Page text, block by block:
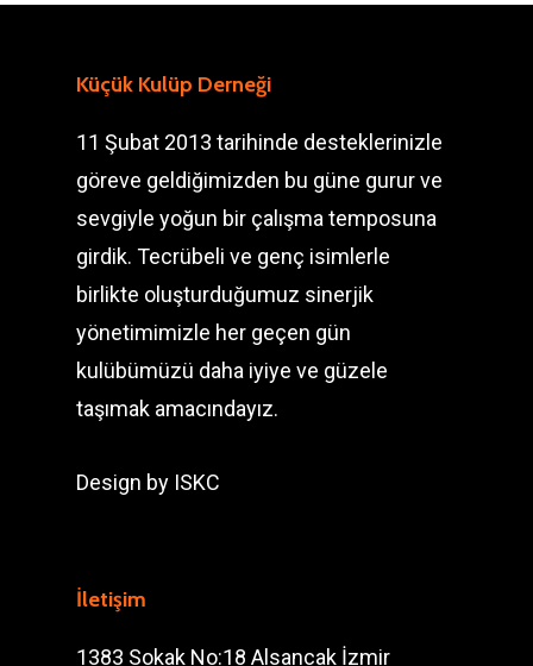
Küçük Kulüp Derneği
11 Şubat 2013 tarihinde desteklerinizle
göreve geldiğimizden bu güne gurur ve
sevgiyle yoğun bir çalışma temposuna
girdik. Tecrübeli ve genç isimlerle
birlikte oluşturduğumuz sinerjik
yönetimimizle her geçen gün
kulübümüzü daha iyiye ve güzele
taşımak amacındayız.
Design by ISKC
İletişim
1383 Sokak No:18 Alsancak İzmir